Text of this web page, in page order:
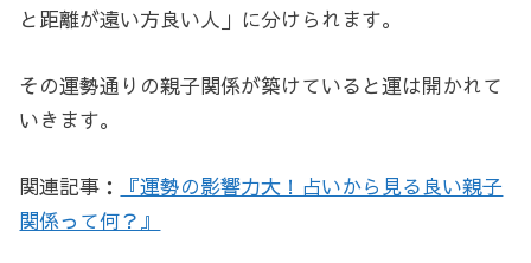
と距離が遠い方良い人」に分けられます。
その運勢通りの親子関係が築けていると運は開かれて
いきます。
関連記事：
『運勢の影響力大！占いから見る良い親子
関係って何？』